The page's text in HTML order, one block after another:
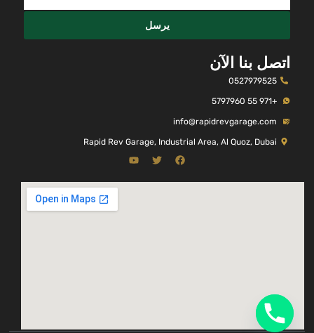
يرسل
اتصل بنا الآن
0527979525
+971 55 5797960
info@rapidrevgarage.com
Rapid Rev Garage, Industrial Area, Al Quoz, Dubai